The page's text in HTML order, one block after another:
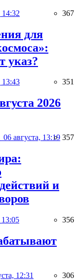
14:32 367
для
указ?
13:43 351
2026
06 августа, 13:19 357
и
13:05 356
12:31 306